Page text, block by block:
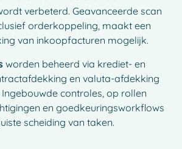
verbeterd. Geavanceerde scan
orderkoppeling, maakt een
van inkoopfacturen mogelijk.
worden beheerd via krediet- en
en valuta-afdekking
controles, op rollen
en goedkeuringsworkflows
scheiding van taken.